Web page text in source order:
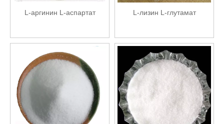
L-аргинин L-аспартат L-лизин L-глутамат